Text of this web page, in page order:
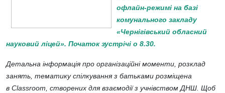
офлайн-режимі на базі
комунального закладу
«Чернігівський обласний
науковий ліцей». Початок зустрічі о 8.30.
Детальна інформація про організаційні моменти, розклад
занять, тематику спілкування з батьками розміщена
в Classroom , створених для взаємодії з учнівством ДНШ. Щоб